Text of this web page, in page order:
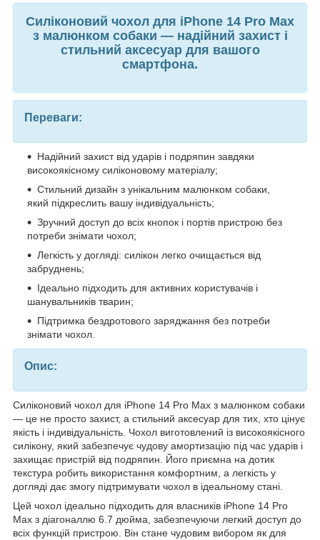
Силіконовий чохол для iPhone 14 Pro Max
з малюнком собаки — надійний захист і
стильний аксесуар для вашого
смартфона.
Переваги:
Надійний захист від ударів і подряпин завдяки
високоякісному силіконовому матеріалу;
Стильний дизайн з унікальним малюнком собаки,
який підкреслить вашу індивідуальність;
Зручний доступ до всіх кнопок і портів пристрою без
потреби знімати чохол;
Легкість у догляді: силікон легко очищається від
забруднень;
Ідеально підходить для активних користувачів і
шанувальників тварин;
Підтримка бездротового заряджання без потреби
знімати чохол.
Опис:
Силіконовий чохол для iPhone 14 Pro Max з малюнком собаки
— це не просто захист, а стильний аксесуар для тих, хто цінує
якість і індивідуальність. Чохол виготовлений із високоякісного
силікону, який забезпечує чудову амортизацію під час ударів і
захищає пристрій від подряпин. Його приємна на дотик
текстура робить використання комфортним, а легкість у
догляді дає змогу підтримувати чохол в ідеальному стані.
Цей чохол ідеально підходить для власників iPhone 14 Pro
Max з діагоналлю 6.7 дюйма, забезпечуючи легкий доступ до
всіх функцій пристрою. Він стане чудовим вибором як для